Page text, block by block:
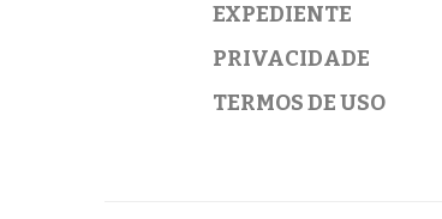
EXPEDIENTE
PRIVACIDADE
TERMOS DE USO